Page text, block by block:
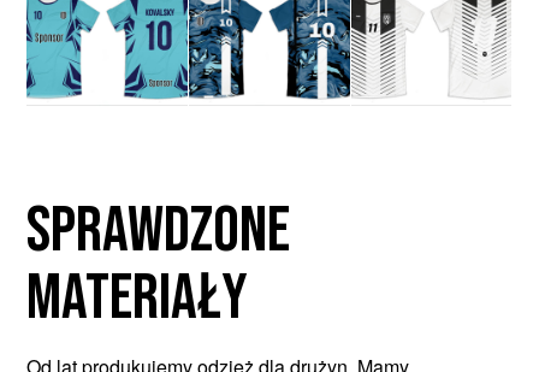
Sprawdzone
materiały
Od lat produkujemy odzież dla drużyn. Mamy